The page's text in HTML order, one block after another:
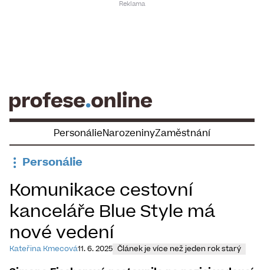
PersonálieNarozeninyZaměstnání
Personálie
Komunikace cestovní
kanceláře Blue Style má
nové vedení
Kateřina Kmecová11. 6. 2025 Článek je více než jeden rok starý